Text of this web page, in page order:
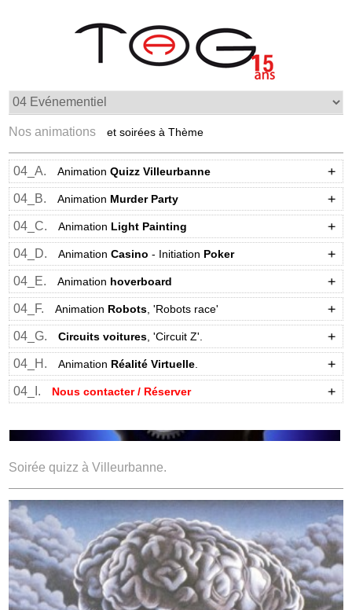
Nos animations et soirées à Thème
04_A. AnimationQuizzVilleurbanne
04_B. Animation Murder Party
04_C. Animation Light Painting
04_D. AnimationCasino - Initiation Poker
04_E. Animation hoverboard
04_F. Animation Robots, 'Robots race'
04_G. Circuits voitures, 'Circuit Z'.
04_H. Animation Réalité Virtuelle.
04_I. Nous contacter / Réserver
Soirée quizz à Villeurbanne.